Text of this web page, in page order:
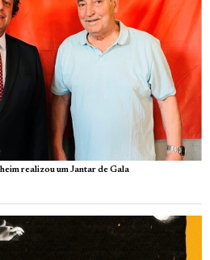
realizou um Jantar de Gala